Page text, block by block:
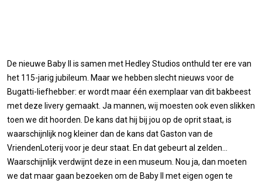
De nieuwe Baby II is samen met Hedley Studios onthuld ter ere van
het 115-jarig jubileum. Maar we hebben slecht nieuws voor de
Bugatti-liefhebber: er wordt maar één exemplaar van dit bakbeest
met deze livery gemaakt. Ja mannen, wij moesten ook even slikken
toen we dit hoorden. De kans dat hij bij jou op de oprit staat, is
waarschijnlijk nog kleiner dan de kans dat Gaston van de
VriendenLoterij voor je deur staat. En dat gebeurt al zelden…
Waarschijnlijk verdwijnt deze in een museum. Nou ja, dan moeten
we dat maar gaan bezoeken om de Baby II met eigen ogen te